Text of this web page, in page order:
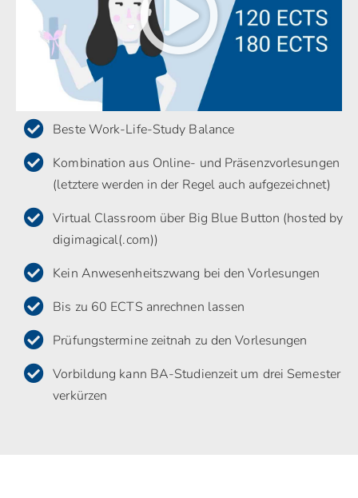
Beste Work-Life-Study Balance
Kombination aus Online- und Präsenzvorlesungen
(letztere werden in der Regel auch aufgezeichnet)
Virtual Classroom über Big Blue Button (hosted by
digimagical(.com))
Kein Anwesenheitszwang bei den Vorlesungen
Bis zu 60 ECTS anrechnen lassen
Prüfungstermine zeitnah zu den Vorlesungen
Vorbildung kann BA-Studienzeit um drei Semester
verkürzen